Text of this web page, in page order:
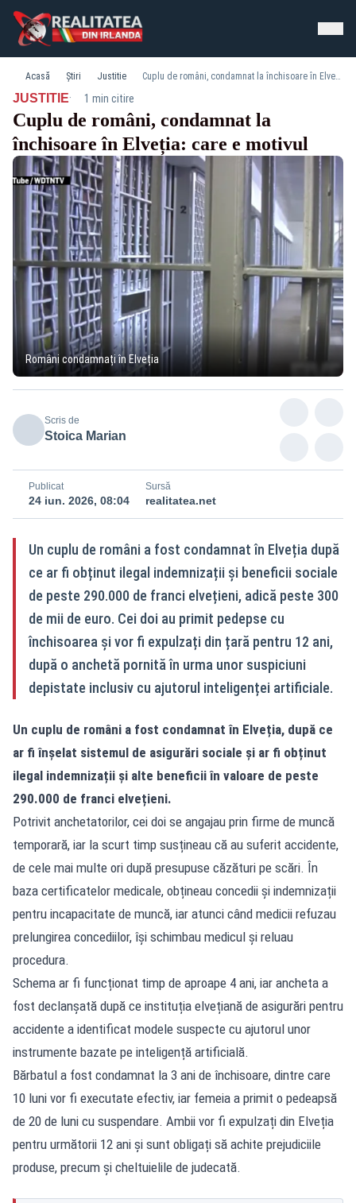
Acasă Știri Justitie Cuplu de români, condamnat la închisoare în Elveția: care e motivul
JUSTITIE· 1 min citire
Cuplu de români, condamnat la
închisoare în Elveția: care e motivul
Români condamnați în Elveția
Scris de
Stoica Marian
Publicat
24 iun. 2026, 08:04
Sursă
realitatea.net
Un cuplu de români a fost condamnat în Elveția după
ce ar fi obținut ilegal indemnizații și beneficii sociale
de peste 290.000 de franci elvețieni, adică peste 300
de mii de euro. Cei doi au primit pedepse cu
închisoarea și vor fi expulzați din țară pentru 12 ani,
după o anchetă pornită în urma unor suspiciuni
depistate inclusiv cu ajutorul inteligenței artificiale.
Un cuplu de români a fost condamnat în Elveția, după ce
ar fi înșelat sistemul de asigurări sociale și ar fi obținut
ilegal indemnizații și alte beneficii în valoare de peste
290.000 de franci elvețieni.
Potrivit anchetatorilor, cei doi se angajau prin firme de muncă
temporară, iar la scurt timp susțineau că au suferit accidente,
de cele mai multe ori după presupuse căzături pe scări. În
baza certificatelor medicale, obțineau concedii și indemnizații
pentru incapacitate de muncă, iar atunci când medicii refuzau
prelungirea concediilor, își schimbau medicul și reluau
procedura.
Schema ar fi funcționat timp de aproape 4 ani, iar ancheta a
fost declanșată după ce instituția elvețiană de asigurări pentru
accidente a identificat modele suspecte cu ajutorul unor
instrumente bazate pe inteligență artificială.
Bărbatul a fost condamnat la 3 ani de închisoare, dintre care
10 luni vor fi executate efectiv, iar femeia a primit o pedeapsă
de 20 de luni cu suspendare. Ambii vor fi expulzați din Elveția
pentru următorii 12 ani și sunt obligați să achite prejudiciile
produse, precum și cheltuielile de judecată.